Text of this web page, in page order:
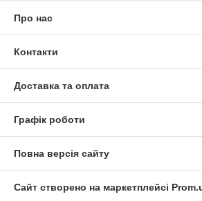
Про нас
Контакти
Доставка та оплата
Графік роботи
Повна версія сайту
Сайт створено на маркетплейсі